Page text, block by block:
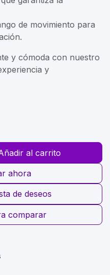
de movimiento para
y cómoda con nuestro
y
al carrito
ahora
comparar
de deseos